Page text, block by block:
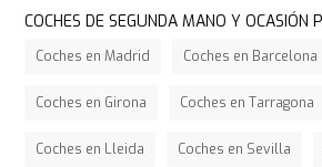
COCHES DE SEGUNDA MANO Y OCASIÓN
Coches en Madrid Coches en Barcelona
Coches en Girona Coches en Tarragona
Coches en Lleida Coches en Sevilla